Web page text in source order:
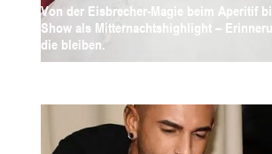
Von der Eisbrecher-Magie beim Aperitif
Show als Mitternachtshighlight –
die bleiben.